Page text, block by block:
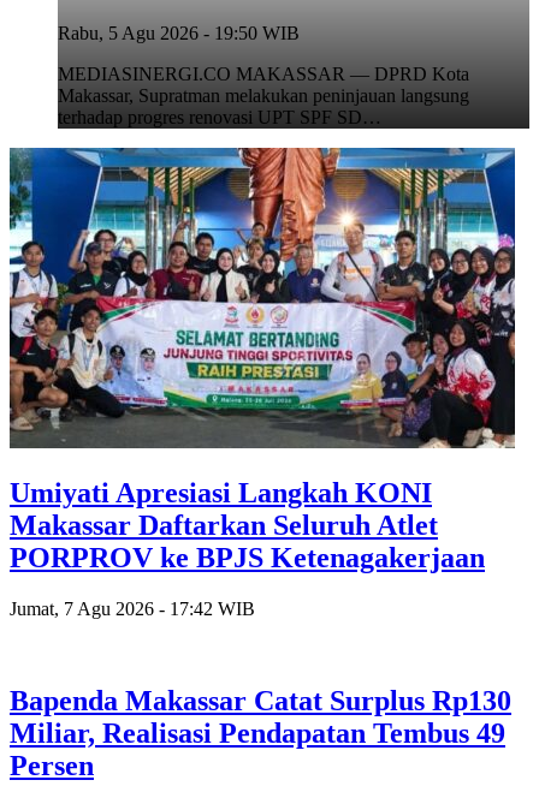
Rabu, 5 Agu 2026 - 19:50 WIB
MEDIASINERGI.CO MAKASSAR — DPRD Kota
Makassar, Supratman melakukan peninjauan langsung
terhadap progres renovasi UPT SPF SD…
Umiyati Apresiasi Langkah KONI
Makassar Daftarkan Seluruh Atlet
PORPROV ke BPJS Ketenagakerjaan
Jumat, 7 Agu 2026 - 17:42 WIB
Bapenda Makassar Catat Surplus Rp130
Miliar, Realisasi Pendapatan Tembus 49
Persen